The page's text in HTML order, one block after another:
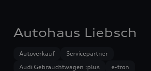
Autohaus Liebsch
Autoverkauf
Servicepartner
Audi Gebrauchtwagen :plus
e-tron